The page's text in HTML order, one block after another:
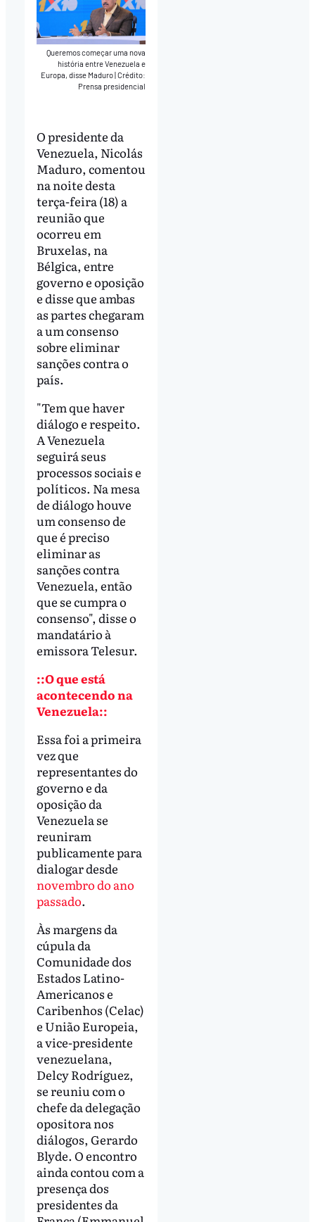
Queremos começar uma nova
história entre Venezuela e
Europa, disse Maduro Crédito:
Prensa presidencial
O presidente da
Venezuela, Nicolás
Maduro, comentou
na noite desta
terça-feira (18) a
reunião que
ocorreu em
Bruxelas, na
Bélgica, entre
governo e oposição
e disse que ambas
as partes chegaram
a um consenso
sobre eliminar
sanções contra o
país.
"Tem que haver
diálogo e respeito.
A Venezuela
seguirá seus
processos sociais e
políticos. Na mesa
de diálogo houve
um consenso de
que é preciso
eliminar as
sanções contra
Venezuela, então
que se cumpra o
consenso", disse o
mandatário à
emissora Telesur.
::O que está
acontecendo na
Venezuela::
Essa foi a primeira
vez que
representantes do
governo e da
oposição da
Venezuela se
reuniram
publicamente para
dialogar desde
novembro do ano
passado.
Às margens da
cúpula da
Comunidade dos
Estados Latino-
Americanos e
Caribenhos (Celac)
e União Europeia,
a vice-presidente
venezuelana,
Delcy Rodríguez,
se reuniu com o
chefe da delegação
opositora nos
diálogos, Gerardo
Blyde. O encontro
ainda contou com a
presença dos
presidentes da